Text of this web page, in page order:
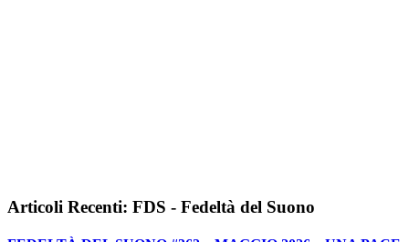
Articoli Recenti: FDS - Fedeltà del Suono